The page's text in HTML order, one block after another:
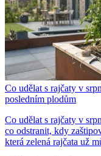
Co udělat s rajčaty v
posledním plodům
Co udělat s rajčaty v
co odstranit, kdy
která zelená rajčata už